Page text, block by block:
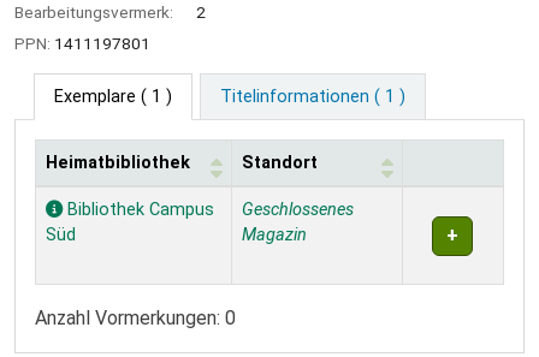
Bearbeitungsvermerk:
2
PPN: 1411197801
Exemplare ( 1 ) Titelinformationen ( 1 )
Exemplare
Heimatbibliothek Standort
Bibliothek Campus
Süd
Geschlossenes
Magazin
Anzahl Vormerkungen: 0